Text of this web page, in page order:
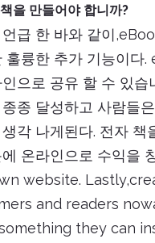
을 만들어야 합니까?
급 한 바와 같이
훌륭한 추가 기능이다
으로 공유 할 수 있습
종 달성하고 사람들
생각 나게된다. 전자
온라인으로 수익을
website.
and readers
they can